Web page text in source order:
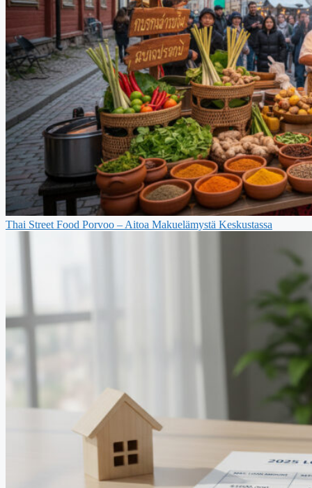
Thai Street Food Porvoo – Aitoa Makuelämystä Keskustassa